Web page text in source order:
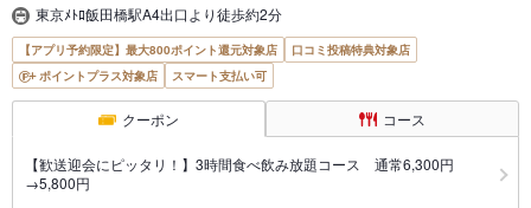
東京ﾒﾄﾛ飯田橋駅A4出口より徒歩約2分
【アプリ予約限定】最大800ポイント還元対象店
口コミ投稿特典対象店
ポイントプラス対象店
スマート支払い可
クーポン コース
【歓送迎会にピッタリ！】3時間食べ飲み放題コース 通常6,300円
→5,800円